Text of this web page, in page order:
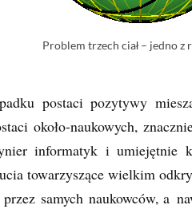
Problem trzech ciał – jedno z
postaci pozytywy
około-naukowych,
informatyk i umiejętnie
towarzyszące wielkim
samych naukowców, a